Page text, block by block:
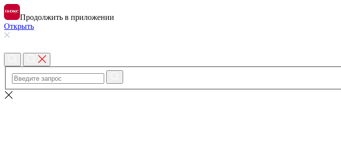
Продолжить в приложении
Открыть